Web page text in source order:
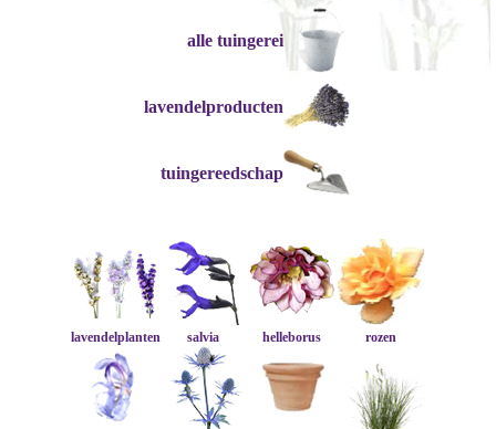
alle tuingerei
lavendelproducten
tuingereedschap
lavendelplanten salvia helleborus rozen